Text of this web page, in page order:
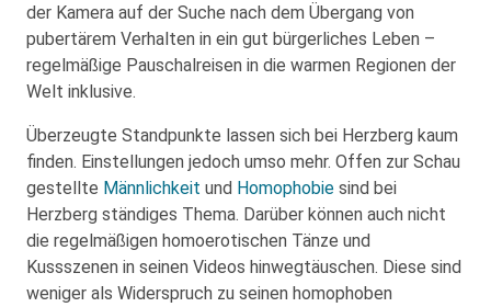
der Kamera auf der Suche nach dem Übergang von
pubertärem Verhalten in ein gut bürgerliches Leben –
regelmäßige Pauschalreisen in die warmen Regionen der
Welt inklusive.
Überzeugte Standpunkte lassen sich bei Herzberg kaum
finden. Einstellungen jedoch umso mehr. Offen zur Schau
gestellte Männlichkeit und Homophobie sind bei
Herzberg ständiges Thema. Darüber können auch nicht
die regelmäßigen homoerotischen Tänze und
Kussszenen in seinen Videos hinwegtäuschen. Diese sind
weniger als Widerspruch zu seinen homophoben